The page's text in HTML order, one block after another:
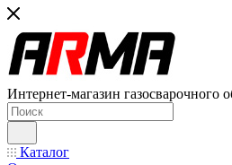
Интернет-магазин газосварочного
Каталог